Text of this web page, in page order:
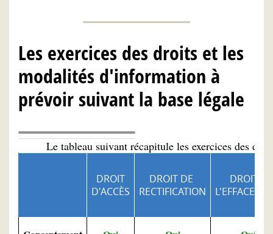
Les exercices des droits et les
modalités d'information à
prévoir suivant la base légale
Le tableau suivant récapitule les exercices des
DROIT
D'ACCÈS
DROIT DE
RECTIFICATION
DROIT À